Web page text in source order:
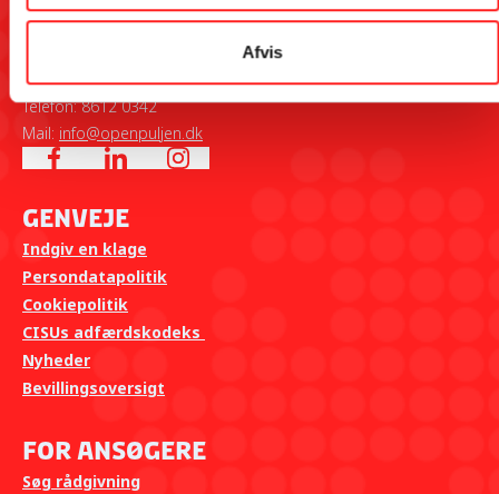
Afvis
Udenrigsministeriet i samarbejde med The Why Foundation.
Tilmeld dig OpEns kontaktliste her
Kontakt CISUs sekretariat på hverdage kl. 10-14 på:
Telefon: 8612 0342
Mail: info@openpuljen.dk
Genveje
Indgiv en klage
Persondatapolitik
Cookiepolitik
CISUs adfærdskodeks
Nyheder
Bevillingsoversigt
For ansøgere
Søg rådgivning